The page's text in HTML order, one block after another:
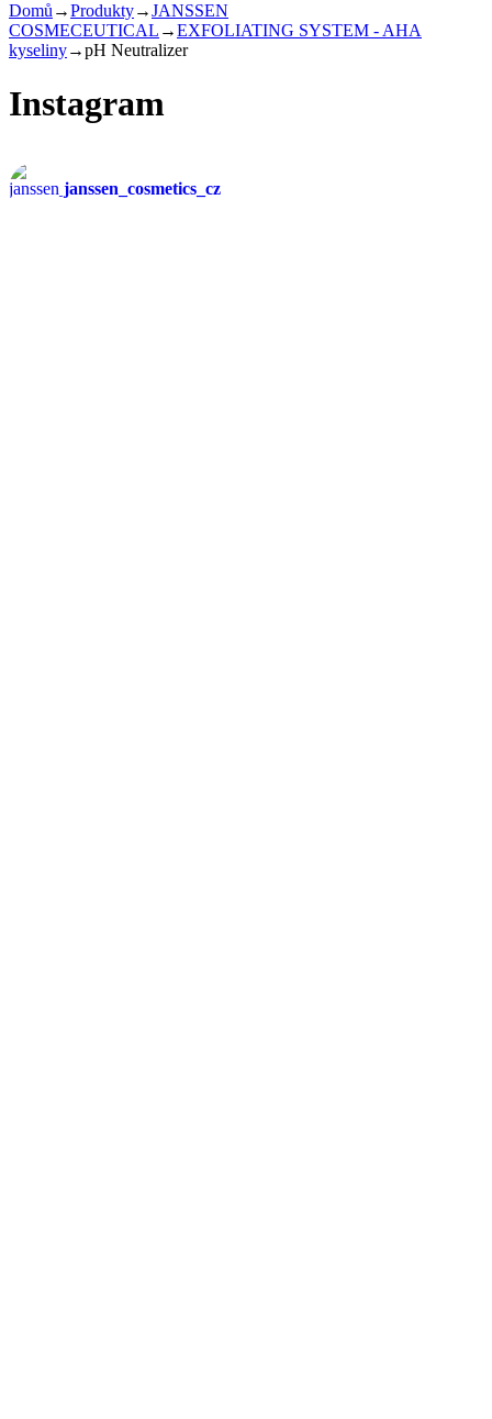
Domů →Produkty→JANSSEN
COSMECEUTICAL →EXFOLIATING SYSTEM - AHA
kyseliny→pH Neutralizer
Instagram
janssen_cosmetics_cz